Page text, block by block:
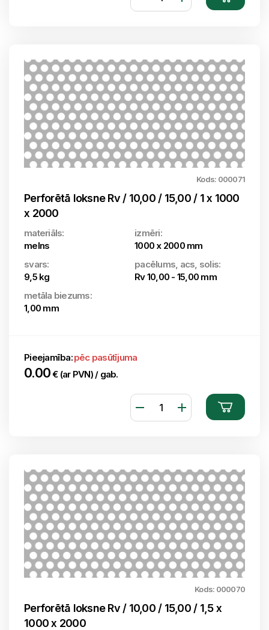
Kods: 000071
Perforētā loksne Rv / 10,00 / 15,00 / 1 x 1000
x 2000
materiāls:
melns
izmēri:
1000 x 2000 mm
svars:
9,5 kg
pacēlums, acs, solis:
Rv 10,00 - 15,00 mm
metāla biezums:
1,00 mm
Pieejamība:pēc pasūtījuma
0.00€ (ar PVN) / gab.
Kods: 000070
Perforētā loksne Rv / 10,00 / 15,00 / 1,5 x
1000 x 2000